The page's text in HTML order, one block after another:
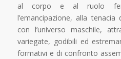
al corpo e al ruolo
l’emancipazione, alla
con l’universo maschile,
variegate, godibili ed
formativi e di confronto